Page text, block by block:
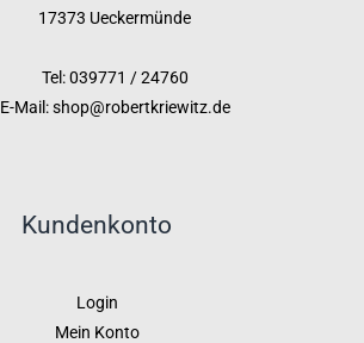
17373 Ueckermünde
Tel: 039771 / 24760
E-Mail: shop@robertkriewitz.de
Kundenkonto
Login
Mein Konto